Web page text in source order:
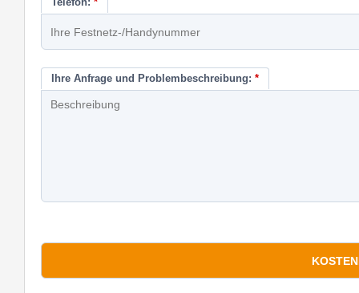
Ihre Anfrage und Problembeschreibung: *